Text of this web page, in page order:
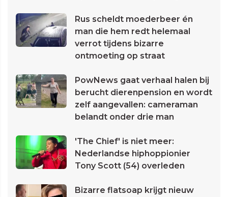
Rus scheldt moederbeer én
man die hem redt helemaal
verrot tijdens bizarre
ontmoeting op straat
PowNews gaat verhaal halen bij
berucht dierenpension en wordt
zelf aangevallen: cameraman
belandt onder drie man
'The Chief' is niet meer:
Nederlandse hiphoppionier
Tony Scott (54) overleden
Bizarre flatsoap krijgt nieuw